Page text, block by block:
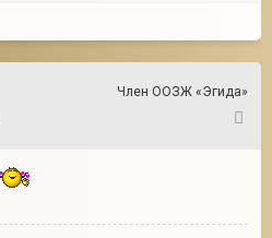
Член ООЗЖ «Эгида»